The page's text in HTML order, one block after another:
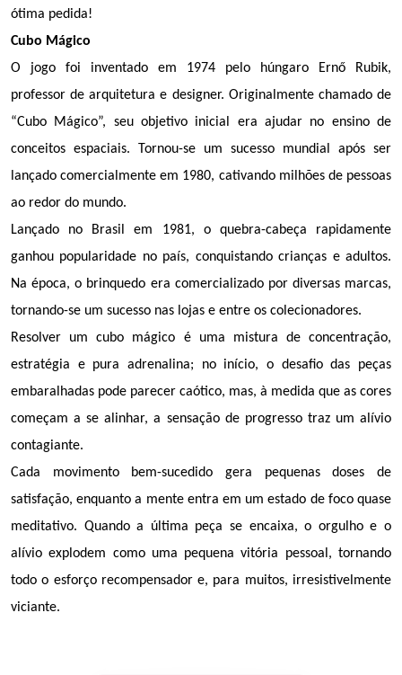
ótima pedida!
Cubo Mágico
O jogo foi inventado em 1974 pelo húngaro Ernő Rubik,
professor de arquitetura e designer. Originalmente chamado de
“Cubo Mágico”, seu objetivo inicial era ajudar no ensino de
conceitos espaciais. Tornou-se um sucesso mundial após ser
lançado comercialmente em 1980, cativando milhões de pessoas
ao redor do mundo.
Lançado no Brasil em 1981, o quebra-cabeça rapidamente
ganhou popularidade no país, conquistando crianças e adultos.
Na época, o brinquedo era comercializado por diversas marcas,
tornando-se um sucesso nas lojas e entre os colecionadores.
Resolver um cubo mágico é uma mistura de concentração,
estratégia e pura adrenalina; no início, o desafio das peças
embaralhadas pode parecer caótico, mas, à medida que as cores
começam a se alinhar, a sensação de progresso traz um alívio
contagiante.
Cada movimento bem-sucedido gera pequenas doses de
satisfação, enquanto a mente entra em um estado de foco quase
meditativo. Quando a última peça se encaixa, o orgulho e o
alívio explodem como uma pequena vitória pessoal, tornando
todo o esforço recompensador e, para muitos, irresistivelmente
viciante.